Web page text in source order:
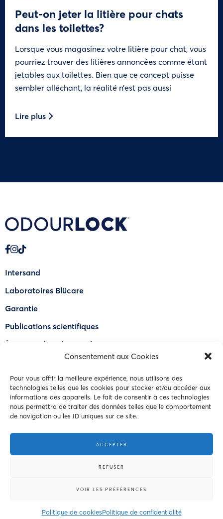
Consentement aux Cookies
Pour vous offrir la meilleure expérience, nous utilisons des
technologies telles que les cookies pour stocker et/ou accéder aux
informations des appareils. Le fait de consentir à ces technologies
nous permettra de traiter des données telles que le comportement
de navigation ou les ID uniques sur ce site.
ACCEPTER
REFUSER
VOIR LES PRÉFÉRENCES
Politique de cookiesPolitique de confidentialité
Peut-on jeter la litière pour chats
dans les toilettes?
Lorsque vous magasinez votre litière pour chat, vous
pourriez trouver des litières annoncées comme étant
jetables aux toilettes. Bien que ce concept puisse
sembler alléchant, la réalité n’est pas aussi
Lire plus
Intersand
Laboratoires Blücare
Garantie
Publications scientifiques
À propos de OdourLock®
Trouver un détaillant
FAQ
Nous joindre
© 2023 Intersand. Tous droits réservés.
Politique de confidentialité